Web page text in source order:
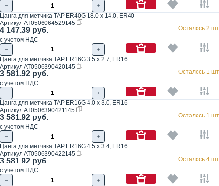
Цанга для метчика TAP ER40G 18.0 x 14.0, ER40
Артикул AT0506064529145
4 147.39 руб.
с учетом НДС
Осталось 2 шт
Цанга для метчика TAP ER16G 3.5 x 2.7, ER16
Артикул AT0506390420145
3 581.92 руб.
с учетом НДС
Осталось 1 шт
Цанга для метчика TAP ER16G 4.0 x 3.0, ER16
Артикул AT0506390421145
3 581.92 руб.
с учетом НДС
Осталось 1 шт
Цанга для метчика TAP ER16G 4.5 x 3.4, ER16
Артикул AT0506390422145
3 581.92 руб.
с учетом НДС
Осталось 4 шт